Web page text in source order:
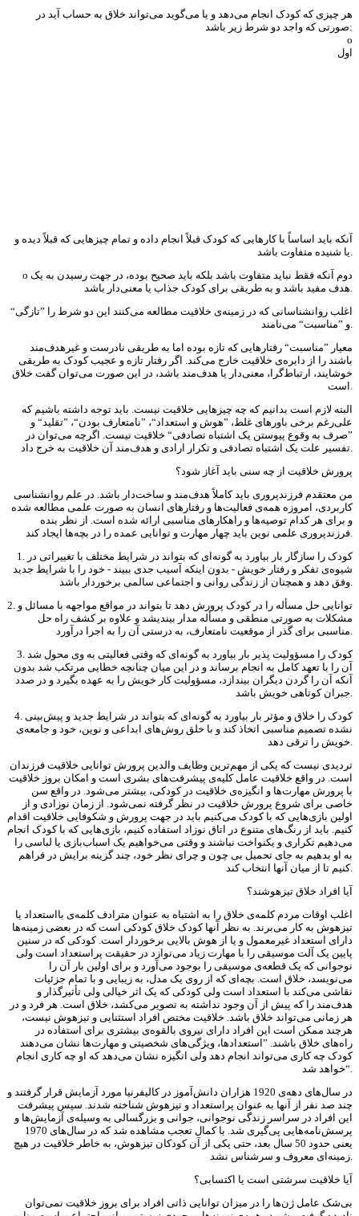
هر چیزی که کودک انجام می‌دهد و یا می‌گوید می‌تواند خلاق به حساب آید در
صورتی که واجد دو شرط زیر باشد:
o
اول
آنکه باید اساساً با کارهایی که کودک قبلاً انجام داده و تمام چیزهایی که قبلاً دیده و
o دوم آنکه فقط نباید متفاوت باشد بلکه باید صحیح بوده، در جهت رسیدن به یک
اغلب روانشناسانی که در زمینه‌ی خلاقیت مطالعه می‌کنند این دو شرط را ”تازگی“
معیار ”مناسبت“ رفتارهایی که تازه بوده اما به طریقی نادرست و غیرهدف‌مند
باشند را از دایره‌ی خلاقیت خارج می‌کند. اگر رفتار تاز‌ه و عجیب کودک به طریقی
خوشایند، ارتباط‌گرا، معنی‌دار یا هدف‌مند باشد، در این صورت می‌توان گفت خلاق
البته لازم است بدانیم که چه چیزهایی خلاقیت نیست. باید توجه داشته باشیم که
علی‌رغم برخی باورهای غلط، ”هوش و استعداد“، ”نامتعارف بودن“، ”تقلید“ و
”صرف به وقوع پیوستن یک اشتباه تصادفی“ خلاقیت نیست. اگرچه می‌توان در
پرورش خلاقیت از چه سنی باید آغاز شود؟
من معتقدم فرزندپروری باید کاملاً هدف‌مند و ساخت‌دار باشد. در علم روانشناسی
کاربردی، امروزه همه‌ی فعالیت‌ها و رفتارهای انسان به صورت علمی مطالعه شده
و برای هر کدام توصیه‌ها و راهکارهای مناسبی ارائه شده است. از نظر بنده
1. کودک را سازگار بار بیاورد به گونه‌ای که بتواند در شرایط مختلف با تغییراتی در
شیوه‌ی تفکر و رفتار خویش - بدون اینکه آسیب جدی ببیند - خود را با شرایط جدید
2. توانایی حل مسأله را در کودک پرورش دهد تا بتواند در مواقع مواجهه با مسائل و
مشکلات به صورتی منطقی و مسأله مدار بیندیشد و علاوه بر کشف راه حل
3. کودک را مسؤولیت پذیر بار بیاورد به گونه‌ای که وقتی فعالیتی به وی محول شد
آن را با تعهد کامل به انجام برساند و در این میان چنانچه خطایی مرتکب شد بدون
آنکه آن را گردن دیگران بیندازد، مسؤولیت کار خویش را به عهده بگیرد و در صدد
4. کودک را خلاق و مؤثر بار بیاورد به گونه‌ای که بتواند در شرایط جدید و پیش‌بینی
نشده تصمیم مناسبی اتخاذ کند و با خلق روش‌های ابداعی و نوین، خود و جامعه‌ی
تردیدی نیست که یکی از مهم‌ترین وظایف والدین پرورش توانایی خلاقیت فرزندان
است. در واقع خلاقیت عامل کلیه‌ی پیشرفت‌های بشری است و امکان بروز خلاقیت
با پرورش مهارت‌ها و انگیزه‌ی خلاقیت در کودکی، بیشتر می‌شود. در واقع سن
خاصی برای شروع پرورش خلاقیت در نظر گرفته نمی‌شود. از زمان نوزادی و از
اولین بازی‌هایی که با کودک می‌کنیم باید در جهت پرورش و شکوفایی خلاقیت اقدام
کنیم. باید از رنگ‌های متنوع در اتاق نوزاد استفاده کنیم، بازی‌هایی که با کودک انجام
می‌دهیم تکراری و یکنواخت نباشند و وقتی می‌خواهیم یک اسباب‌بازی یا لباسی را
به او بدهیم به جای تحمیل بی چون و چرای نظر خود، چند گزینه برایش در فراهم
کنیم تا از میان آنها انتخاب کند.
آیا افراد خلاق تیزهوشند؟
اغلب اوقات مردم کلمه‌ی خلاق را به اشتباه به عنوان مترادف کلمه‌ی بااستعداد یا
تیزهوش به کار می‌برند. به نظر آنها کودک خلاق کودکی است که در بعضی زمینه‌ها
دارای استعداد غیرمعمول و یا از هوش بالایی برخوردار است. کودکی که در سنین
پایین یک آلت موسیقی را با مهارت زیاد می‌نوازد در حقیقت پراستعداد است ولی
نوجوانی که یک قطعه‌ی موسیقی را بوجود می‌آورد و برای اولین بار آن را
می‌نویسد، خلاق است. بچه‌ای که از روی یک مدل، به زیبایی و با تمام جزئیات
نقاشی می‌کند با استعداد است ولی کودکی که یک اثر خیالی ولی تأثیرگذار و
هدف‌مند را که پیش از آن وجود نداشته به تصویر می‌کشد، خلاق است. هر فرد و در
هر زمانی می‌تواند خلاق باشد. خلاقیت مختص افراد استثنایی و تیزهوش نیست،
هرچند ممکن است این افراد دارای نیروی بالقوه‌ی بیشتری برای استفاده در
راه‌های خلاق باشند. ”استعدادها، ویژگی‌های شخصیتی و مهارت‌ها نشان می‌دهند
کودک چه کاری می‌تواند انجام دهد ولی انگیزه نشان می‌دهد که او چه کاری انجام
خواهد شد“.
در سال‌های دهه‌ی 1920 هزاران دانش‌آموز در کالیفرنیا مورد آزمایش قرار گرفتند و
چند صد نفر از آنها به عنوان پراستعداد و تیزهوش شناخته شدند. سپس پیشرفت
این افراد در سراسر زندگی نوجوانی، جوانی و بزرگسالی به وسیله‌ی آزمایش‌ها و
پرسش‌نامه‌هایی پی‌گیری شد. با کمال تعجب مشاهده شد که در سال‌های 1970
یعنی حدود 50 سال بعد، حتی یکی از آن کودکان تیزهوش، به خاطر خلاقیت در هیچ
آیا خلاقیت سرشتی است یا اکتسابی؟
بی‌شک عامل ژن‌ها را در میزان توانایی ذاتی افراد برای بروز خلاقیت نمی‌توان